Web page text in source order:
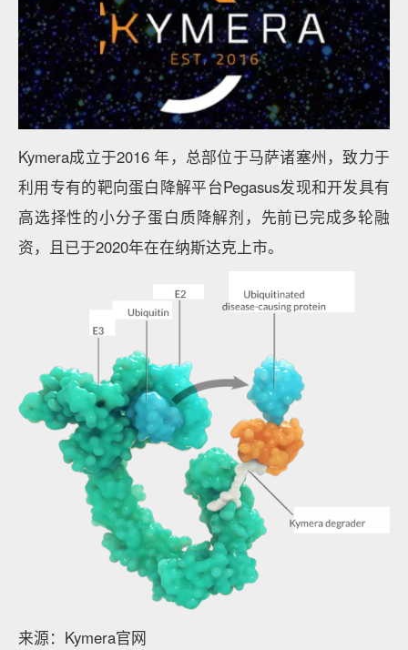
Kymera成立于2016 年，总部位于马萨诸塞州，致力于
利用专有的靶向蛋白降解平台Pegasus发现和开发具有
高选择性的小分子蛋白质降解剂，先前已完成多轮融
资，且已于2020年在在纳斯达克上市。
来源：Kymera官网